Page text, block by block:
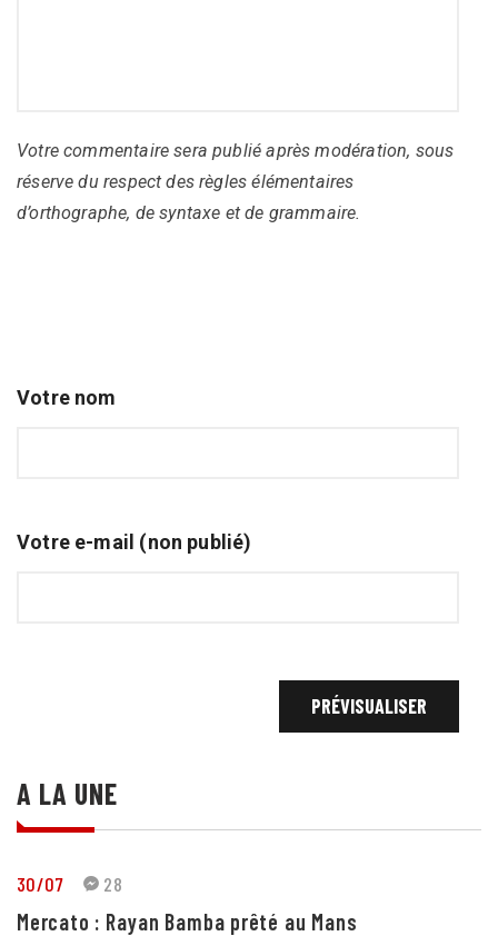
Votre commentaire sera publié après modération, sous
réserve du respect des règles élémentaires
d’orthographe, de syntaxe et de grammaire.
Votre nom
Votre e-mail (non publié)
A LA UNE
30/07 28
Mercato : Rayan Bamba prêté au Mans